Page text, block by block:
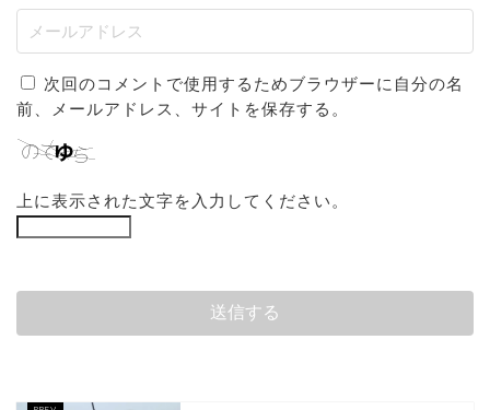
次回のコメントで使用するためブラウザーに自分の名
前、メールアドレス、サイトを保存する。
上に表示された文字を入力してください。